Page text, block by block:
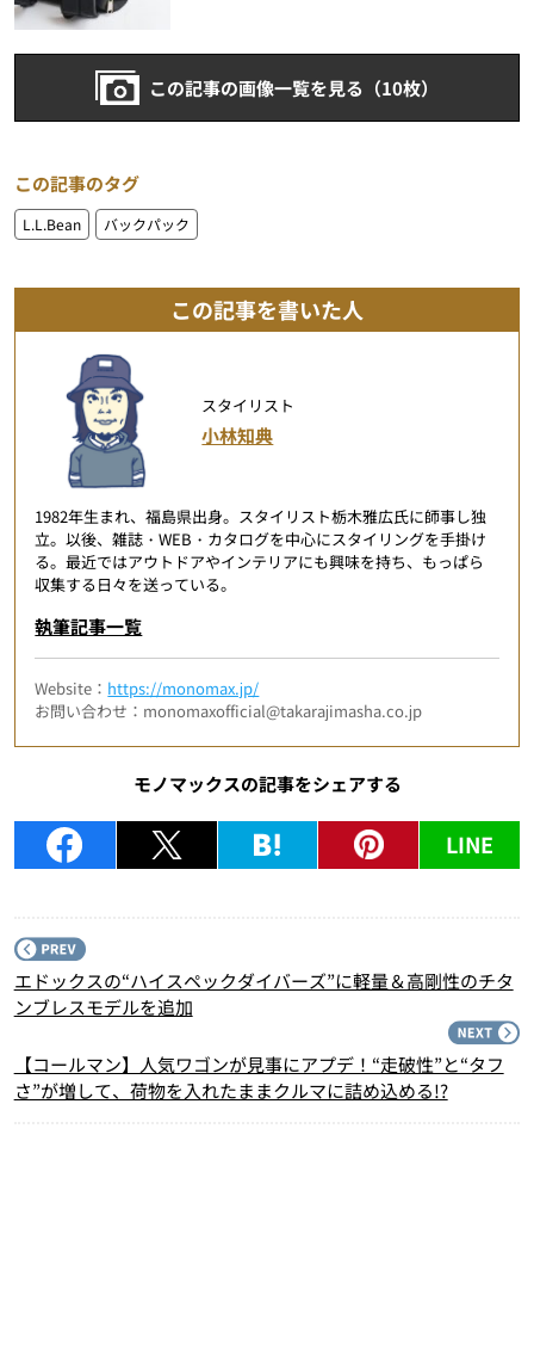
この記事の画像一覧を見る（10枚）
この記事のタグ
L.L.Bean バックパック
この記事を書いた人
スタイリスト
小林知典
1982年生まれ、福島県出身。スタイリスト栃木雅広氏に師事し独
立。以後、雑誌・WEB・カタログを中心にスタイリングを手掛け
る。最近ではアウトドアやインテリアにも興味を持ち、もっぱら
収集する日々を送っている。
執筆記事一覧
Website： https://monomax.jp/
お問い合わせ：monomaxofficial@takarajimasha.co.jp
モノマックスの記事をシェアする
LINE
エドックスの“ハイスペックダイバーズ”に軽量＆高剛性のチタ
ンブレスモデルを追加
【コールマン】人気ワゴンが見事にアプデ！“走破性”と“タフ
さ”が増して、荷物を入れたままクルマに詰め込める!?